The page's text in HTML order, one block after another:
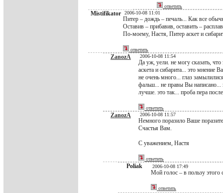
ответить
Mistifikator 2006-10-08 11:01
Питер – дождь – печаль... Как все
Оставив – прибавив, оставить –
По-моему, Настя, Питер аскет и
ответить
ZanozA 2006-10-08 11:54
Да уж, уели. не могу сказать,
аскета и сибарита... это мнение
не очень много... глаз
фальш... не правы Вы написано...
лучше. это так... проба пера
ответить
ZanozA 2006-10-08 11:57
Немного поразило Ваше
Счастья Вам.
С уважением, Настя
ответить
Poliak 2006-10-08 17:49
Мой голос – в пользу этого
ответить